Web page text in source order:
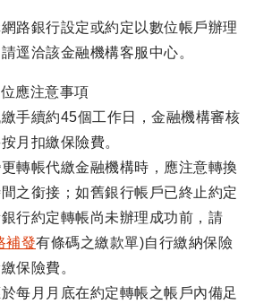
路銀行設定或約定以數位帳戶辦理
逕洽該金融機構客服中心。
應注意事項
手續約45個工作日，金融機構審核
月扣繳保險費。
轉帳代繳金融機構時，應注意轉換
之銜接；如舊銀行帳戶已終止約定
行約定轉帳尚未辦理成功前，請
補發有條碼之繳款單)自行繳納保險
保險費。
每月月底在約定轉帳之帳戶內備足